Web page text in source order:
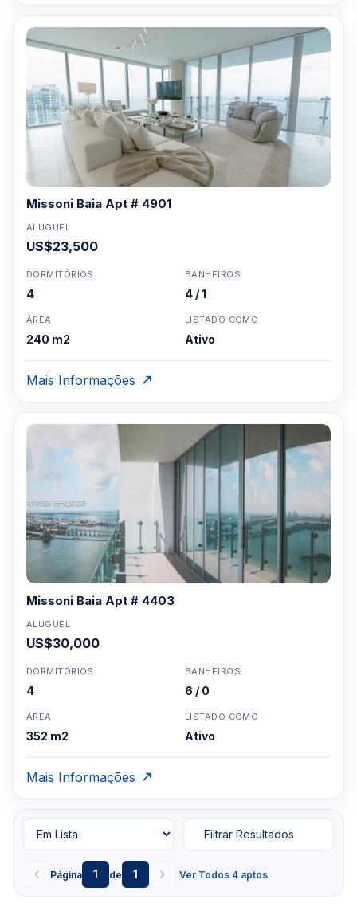
Missoni Baia Apt # 4901
ALUGUEL
US$23,500
DORMITÓRIOS
4
BANHEIROS
4 / 1
ÁREA
240 m2
LISTADO COMO
Ativo
Mais Informações
Missoni Baia Apt # 4403
ALUGUEL
US$30,000
DORMITÓRIOS
4
BANHEIROS
6 / 0
ÁREA
352 m2
LISTADO COMO
Ativo
Mais Informações
Página 1 de 1 Ver Todos 4 aptos
Filtrar Resultados